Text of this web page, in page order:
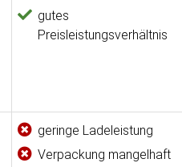
gutes
Preisleistungsverhältnis
geringe Ladeleistung
Verpackung mangelhaft